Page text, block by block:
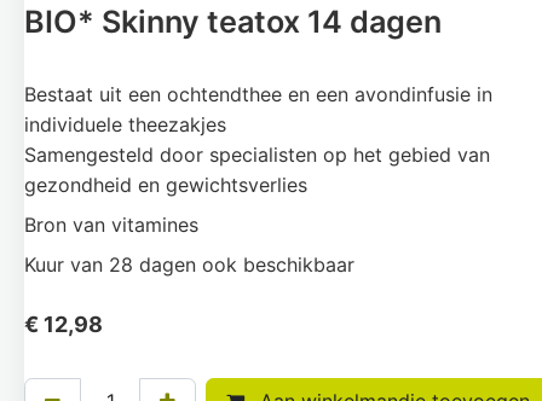
BIO* Skinny teatox 14 dagen
Bestaat uit een ochtendthee en een avondinfusie in
individuele theezakjes
Samengesteld door specialisten op het gebied van
gezondheid en gewichtsverlies
Bron van vitamines
Kuur van 28 dagen ook beschikbaar
€ 12,98